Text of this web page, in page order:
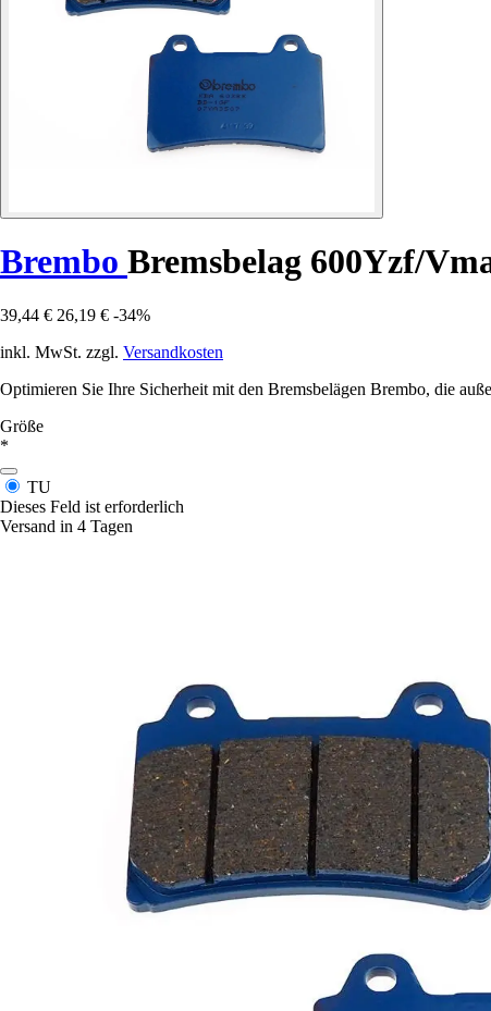
Brembo Bremsbelag 600Yzf/
39,44 € 26,19 € -34%
inkl. MwSt. zzgl. Versandkosten
Optimieren Sie Ihre Sicherheit mit den Bremsbelägen Brembo, die
Größe
*
TU
Dieses Feld ist erforderlich
Versand in 4 Tagen